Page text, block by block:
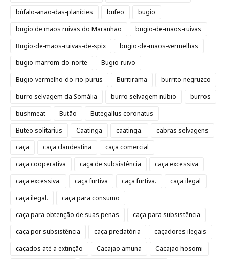
búfalo-anão-das-planícies
bufeo
bugio
bugio de mãos ruivas do Maranhão
bugio-de-mãos-ruivas
Bugio-de-mãos-ruivas-de-spix
bugio-de-mãos-vermelhas
bugio-marrom-do-norte
Bugio-ruivo
Bugio-vermelho-do-rio-purus
Buritirama
burrito negruzco
burro selvagem da Somália
burro selvagem núbio
burros
bushmeat
Butão
Butegallus coronatus
Buteo solitarius
Caatinga caatinga.
cabras selvagens
caça
caça clandestina
caça comercial
caça cooperativa
caça de subsistência
caça excessiva
caça excessiva.
caça furtiva caça furtiva.
caça ilegal
caça ilegal.
caça para consumo
caça para obtenção de suas penas
caça para subsistência
caça por subsistência
caça predatória
caçadores ilegais
caçados até a extinção
Cacajao amuna
Cacajao hosomi